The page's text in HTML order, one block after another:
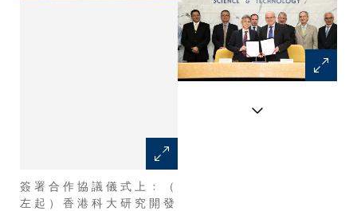
簽 署 合 作 協 議 儀 式 上 ﹕ （
左 起 ） 香 港 科 大 研 究 開 發